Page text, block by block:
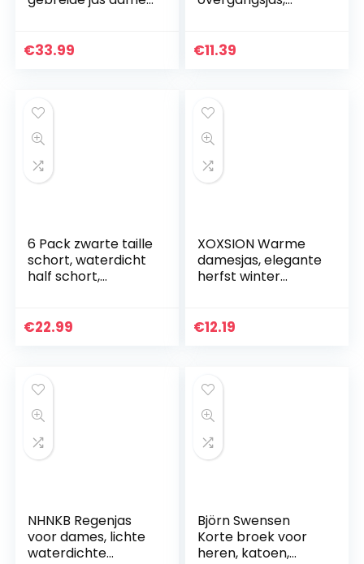
dames oversized
€33.99
trekkoord,
€11.39
6 Pack zwarte taille
schort, waterdicht
half schort,
vrouwen met 3
€22.99
XOXSION Warme
damesjas, elegante
herfst winter
jas sexy oversize
€12.19
NHNKB Regenjas
voor dames, lichte
waterdichte
Björn Swensen
Korte broek voor
heren, katoen,